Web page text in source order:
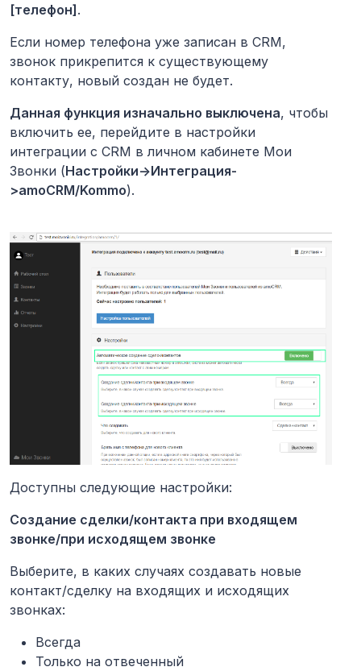
[телефон].
Если номер телефона уже записан в CRM,
звонок прикрепится к существующему
контакту, новый создан не будет.
Данная функция изначально выключена, чтобы
включить ее, перейдите в настройки
интеграции с CRM в личном кабинете Мои
Звонки (Настройки->Интеграция-
>amoCRM/Kommo).
Доступны следующие настройки:
Создание сделки/контакта при входящем
звонке/при исходящем звонке
Выберите, в каких случаях создавать новые
контакт/сделку на входящих и исходящих
звонках:
Всегда
Только на отвеченный